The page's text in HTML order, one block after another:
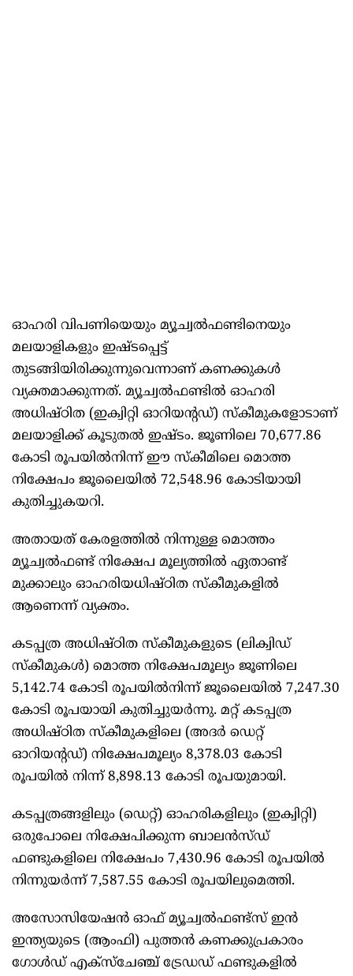
ഓഹരി വിപണിയെയും മ്യൂച്വൽഫണ്ടിനെയും
മലയാളികളും ഇഷ്ടപ്പെട്ട്
തുടങ്ങിയിരിക്കുന്നുവെന്നാണ് കണക്കുകൾ
വ്യക്തമാക്കുന്നത്. മ്യൂച്വൽഫണ്ടിൽ ഓഹരി
അധിഷ്ഠിത (ഇക്വിറ്റി ഓറിയന്റഡ്) സ്കീമുകളോടാണ്
മലയാളിക്ക് കൂടുതൽ ഇഷ്ടം. ജൂണിലെ 70,677.86
കോടി രൂപയിൽനിന്ന് ഈ സ്കീമിലെ മൊത്ത
നിക്ഷേപം ജൂലൈയിൽ 72,548.96 കോടിയായി
കുതിച്ചുകയറി.
അതായത് കേരളത്തിൽ നിന്നുള്ള മൊത്തം
മ്യൂച്വൽഫണ്ട് നിക്ഷേപ മൂല്യത്തിൽ ഏതാണ്ട്
മുക്കാലും ഓഹരിയധിഷ്ഠിത സ്കീമുകളിൽ
ആണെന്ന് വ്യക്തം.
കടപ്പത്ര അധിഷ്ഠിത സ്കീമുകളുടെ (ലിക്വിഡ്
സ്കീമുകൾ) മൊത്ത നിക്ഷേപമൂല്യം ജൂണിലെ
5,142.74 കോടി രൂപയിൽനിന്ന് ജൂലൈയിൽ 7,247.30
കോടി രൂപയായി കുതിച്ചുയർന്നു. മറ്റ് കടപ്പത്ര
അധിഷ്ഠിത സ്കീമുകളിലെ (അദർ ഡെറ്റ്
ഓറിയന്റഡ്) നിക്ഷേപമൂല്യം 8,378.03 കോടി
രൂപയിൽ നിന്ന് 8,898.13 കോടി രൂപയുമായി.
കടപ്പത്രങ്ങളിലും (ഡെറ്റ്) ഓഹരികളിലും (ഇക്വിറ്റി)
ഒരുപോലെ നിക്ഷേപിക്കുന്ന ബാലൻസ്ഡ്
ഫണ്ടുകളിലെ നിക്ഷേപം 7,430.96 കോടി രൂപയിൽ
നിന്നുയർന്ന് 7,587.55 കോടി രൂപയിലുമെത്തി.
അസോസിയേഷൻ ഓഫ് മ്യൂച്വൽഫണ്ട്സ് ഇൻ
ഇന്ത്യയുടെ (ആംഫി) പുത്തൻ കണക്കുപ്രകാരം
ഗോൾഡ് എക്സ്ചേഞ്ച് ട്രേഡഡ് ഫണ്ടുകളിൽ